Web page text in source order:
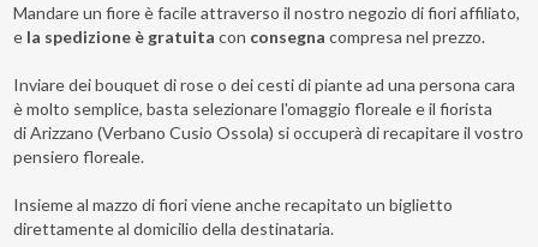
Mandare un fiore è facile attraverso il nostro negozio di fiori affiliato,
e la spedizione è gratuita con consegna compresa nel prezzo.
Inviare dei bouquet di rose o dei cesti di piante ad una persona cara
è molto semplice, basta selezionare l'omaggio floreale e il fiorista
di Arizzano (Verbano Cusio Ossola) si occuperà di recapitare il vostro
pensiero floreale.
Insieme al mazzo di fiori viene anche recapitato un biglietto
direttamente al domicilio della destinataria.